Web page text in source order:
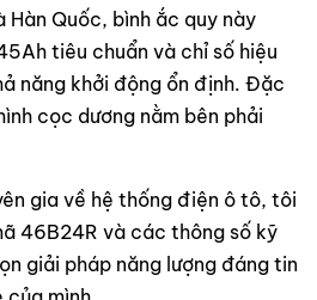
Quốc, bình ắc quy này
tiêu chuẩn và chỉ số hiệu
năng khởi động ổn định. Đặc
cọc dương nằm bên phải
gia về hệ thống điện ô tô, tôi
46B24R và các thông số kỹ
giải pháp năng lượng đáng tin